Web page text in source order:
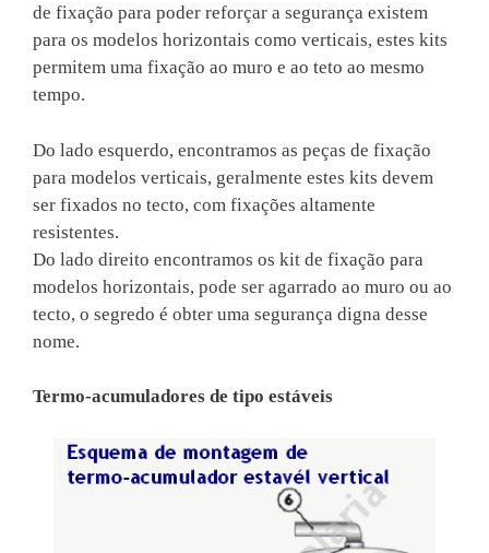
de fixação para poder reforçar a segurança existem
para os modelos horizontais como verticais, estes kits
permitem uma fixação ao muro e ao teto ao mesmo
tempo.
Do lado esquerdo, encontramos as peças de fixação
para modelos verticais, geralmente estes kits devem
ser fixados no tecto, com fixações altamente
resistentes.
Do lado direito encontramos os kit de fixação para
modelos horizontais, pode ser agarrado ao muro ou ao
tecto, o segredo é obter uma segurança digna desse
nome.
Termo-acumuladores de tipo estáveis